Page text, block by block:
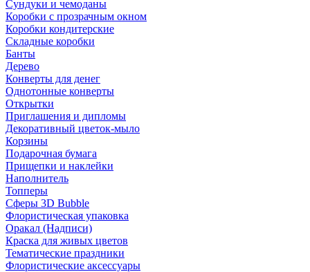
Сундуки и чемоданы
Коробки с прозрачным окном
Коробки кондитерские
Складные коробки
Банты
Дерево
Конверты для денег
Однотонные конверты
Открытки
Приглашения и дипломы
Декоративный цветок-мыло
Корзины
Подарочная бумага
Прищепки и наклейки
Наполнитель
Топперы
Сферы 3D Bubble
Флористическая упаковка
Оракал (Надписи)
Краска для живых цветов
Тематические праздники
Флористические аксессуары